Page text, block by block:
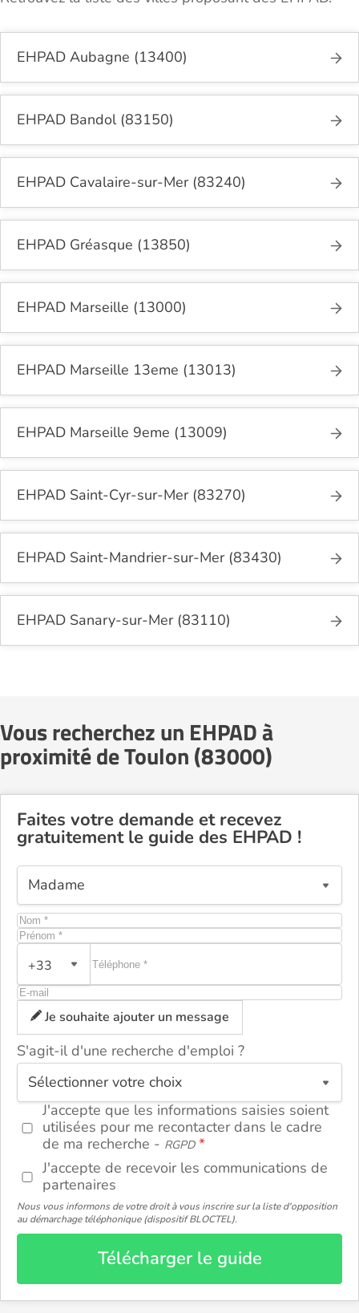
EHPAD Aubagne (13400)
EHPAD Bandol (83150)
EHPAD Cavalaire-sur-Mer (83240)
EHPAD Gréasque (13850)
EHPAD Marseille (13000)
EHPAD Marseille 13eme (13013)
EHPAD Marseille 9eme (13009)
EHPAD Saint-Cyr-sur-Mer (83270)
EHPAD Saint-Mandrier-sur-Mer (83430)
EHPAD Sanary-sur-Mer (83110)
Vous recherchez un EHPAD à
proximité de Toulon (83000)
Faites votre demande et recevez
gratuitement le guide des EHPAD !
+33
Je souhaite ajouter un message
S'agit-il d'une recherche d'emploi ?
J'accepte que les informations saisies soient
utilisées pour me recontacter dans le cadre
de ma recherche - RGPD
J'accepte de recevoir les communications de
partenaires
Nous vous informons de votre droit à vous inscrire sur la liste d'opposition
au démarchage téléphonique (dispositif BLOCTEL).
Télécharger le guide
ou